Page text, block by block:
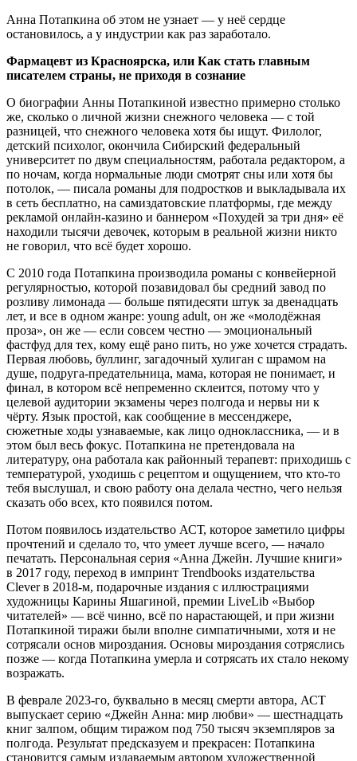
Анна Потапкина об этом не узнает — у неё сердце
остановилось, а у индустрии как раз заработало.
Фармацевт из Красноярска, или Как стать главным
писателем страны, не приходя в сознание
О биографии Анны Потапкиной известно примерно столько
же, сколько о личной жизни снежного человека — с той
разницей, что снежного человека хотя бы ищут. Филолог,
детский психолог, окончила Сибирский федеральный
университет по двум специальностям, работала редактором, а
по ночам, когда нормальные люди смотрят сны или хотя бы
потолок, — писала романы для подростков и выкладывала их
в сеть бесплатно, на самиздатовские платформы, где между
рекламой онлайн-казино и баннером «Похудей за три дня» её
находили тысячи девочек, которым в реальной жизни никто
не говорил, что всё будет хорошо.
С 2010 года Потапкина производила романы с конвейерной
регулярностью, которой позавидовал бы средний завод по
розливу лимонада — больше пятидесяти штук за двенадцать
лет, и все в одном жанре: young adult, он же «молодёжная
проза», он же — если совсем честно — эмоциональный
фастфуд для тех, кому ещё рано пить, но уже хочется страдать.
Первая любовь, буллинг, загадочный хулиган с шрамом на
душе, подруга-предательница, мама, которая не понимает, и
финал, в котором всё непременно склеится, потому что у
целевой аудитории экзамены через полгода и нервы ни к
чёрту. Язык простой, как сообщение в мессенджере,
сюжетные ходы узнаваемые, как лицо одноклассника, — и в
этом был весь фокус. Потапкина не претендовала на
литературу, она работала как районный терапевт: приходишь с
температурой, уходишь с рецептом и ощущением, что кто-то
тебя выслушал, и свою работу она делала честно, чего нельзя
сказать обо всех, кто появился потом.
Потом появилось издательство АСТ, которое заметило цифры
прочтений и сделало то, что умеет лучше всего, — начало
печатать. Персональная серия «Анна Джейн. Лучшие книги»
в 2017 году, переход в импринт Trendbooks издательства
Clever в 2018-м, подарочные издания с иллюстрациями
художницы Карины Яшагиной, премии LiveLib «Выбор
читателей» — всё чинно, всё по нарастающей, и при жизни
Потапкиной тиражи были вполне симпатичными, хотя и не
сотрясали основ мироздания. Основы мироздания сотряслись
позже — когда Потапкина умерла и сотрясать их стало некому
возражать.
В феврале 2023-го, буквально в месяц смерти автора, АСТ
выпускает серию «Джейн Анна: мир любви» — шестнадцать
книг залпом, общим тиражом под 750 тысяч экземпляров за
полгода. Результат предсказуем и прекрасен: Потапкина
становится самым издаваемым автором художественной